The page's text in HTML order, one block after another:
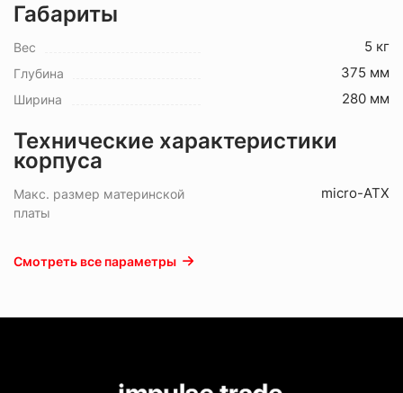
Габариты
Вес 5 кг
Глубина 375 мм
Ширина 280 мм
Технические характеристики
корпуса
Макс. размер материнской
платы
micro-ATX
Смотреть все параметры